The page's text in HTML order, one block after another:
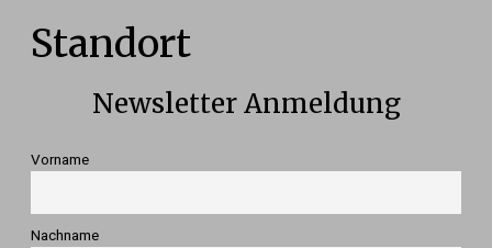
Standort
Newsletter Anmeldung
Vorname
Nachname